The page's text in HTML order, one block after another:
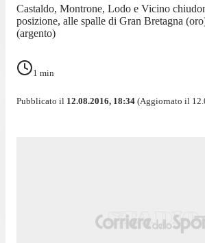
Castaldo, Montrone, Lodo e Vicino
posizione, alle spalle di Gran Bretagna
(argento)
1 min
Pubblicato il 12.08.2016, 18:34 (Aggiornato il